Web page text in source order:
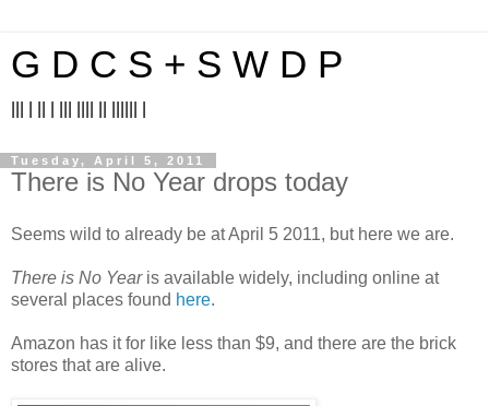
G D C S + S W D P
Tuesday, April 5, 2011
There is No Year drops today
Seems wild to already be at April 5 2011, but here we are.
There is No Yearis available widely, including online at
several places found here.
Amazon has it for like less than $9, and there are the brick
stores that are alive.